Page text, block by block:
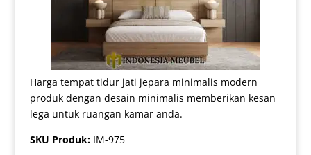
Harga tempat tidur jati jepara minimalis modern
produk dengan desain minimalis memberikan kesan
lega untuk ruangan kamar anda.
SKU Produk: IM-975